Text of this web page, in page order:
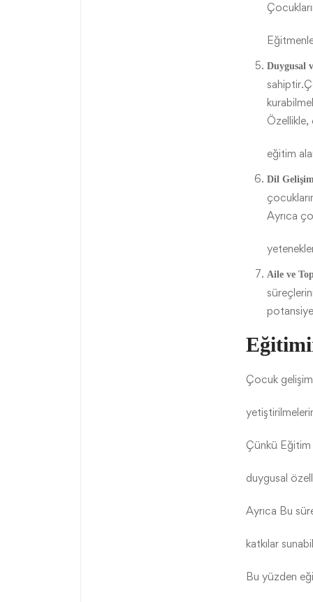
Duygusal
Özellikle,
eğitim
Dil
Ayrıca
Aile ve
Çocuk
Çünkü Eğitim
duygusal
Ayrıca Bu
katkılar
Bu yüzden